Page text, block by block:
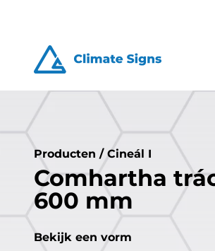
Producten / Cineál I
Comhartha
600 mm
Bekijk een vorm